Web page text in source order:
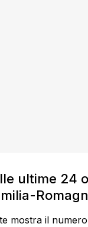
ultime 24
mostra il